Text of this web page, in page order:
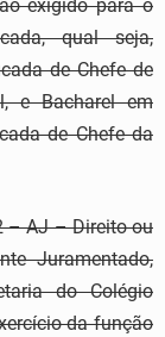
exigido para o
qual seja,
de Chefe de
e Bacharel em
de Chefe da
– AJ – Direito ou
Juramentado,
do Colégio
da função